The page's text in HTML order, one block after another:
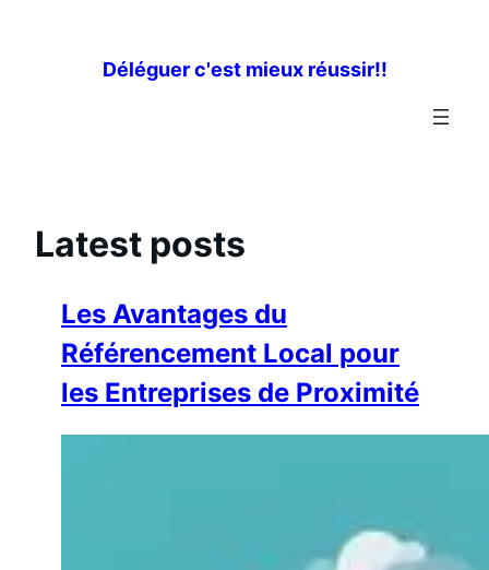
Déléguer c'est mieux réussir!!
Latest posts
Les Avantages du
Référencement Local pour
les Entreprises de Proximité